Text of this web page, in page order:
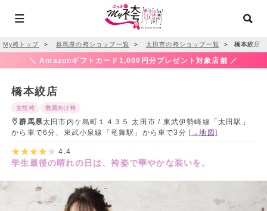
My袴トップ ＞ 群馬県の袴ショップ一覧 ＞ 太田市の袴ショップ一覧 ＞ 橋本絞店
＼ Amazonギフトカード1,000円分プレゼント対象店舗 ／
橋本絞店
女性袴 教員向け袴
群馬県太田市内ケ島町１４３５ 太田市 / 東武伊勢崎線「太田駅」
から車で6分、東武小泉線「竜舞駅」から車で3分 [→地図]
4.4
学生最後の晴れの日は、袴姿で華やかな装いを。